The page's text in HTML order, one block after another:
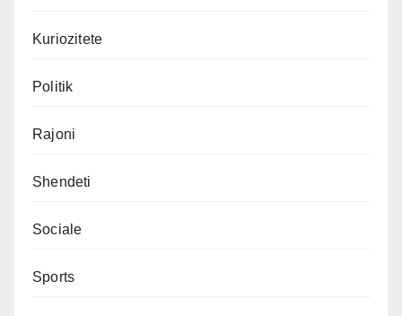
Kuriozitete
Politik
Rajoni
Shendeti
Sociale
Sports